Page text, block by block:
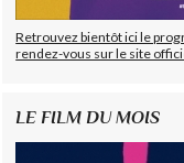
Retrouvez bientôt ici le
rendez-vous sur le site
LE FILM DU MOIS